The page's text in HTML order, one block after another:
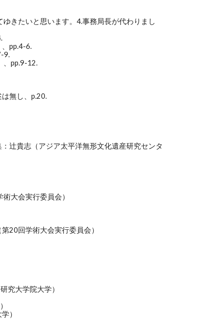
きたいと思います。4.事務局長が代わりまし
pp.4-6.
9.
、pp.9-12.
無し、p.20.
辻貴志（アジア太平洋無形文化遺産研究センタ
大会実行委員会）
20回学術大会実行委員会）
究大学院大学）
）